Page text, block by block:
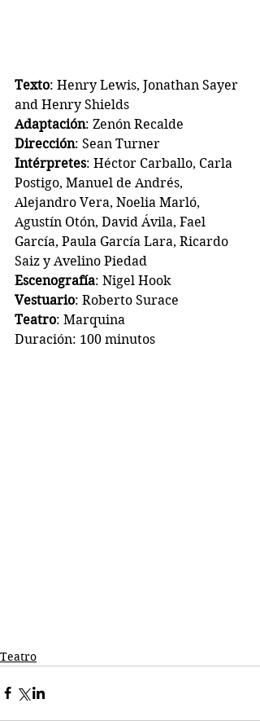
Texto: Henry Lewis, Jonathan Sayer
Adaptación: Zenón Recalde
Dirección: Sean Turner
Intérpretes: Héctor Carballo, Carla
Postigo, Manuel de Andrés,
Alejandro Vera, Noelia Marló,
Agustín Otón, David Ávila, Fael
García, Paula García Lara, Ricardo
Saiz y Avelino Piedad
Escenografía: Nigel Hook
Vestuario: Roberto Surace
Teatro: Marquina
Duración: 100 minutos
Teatro